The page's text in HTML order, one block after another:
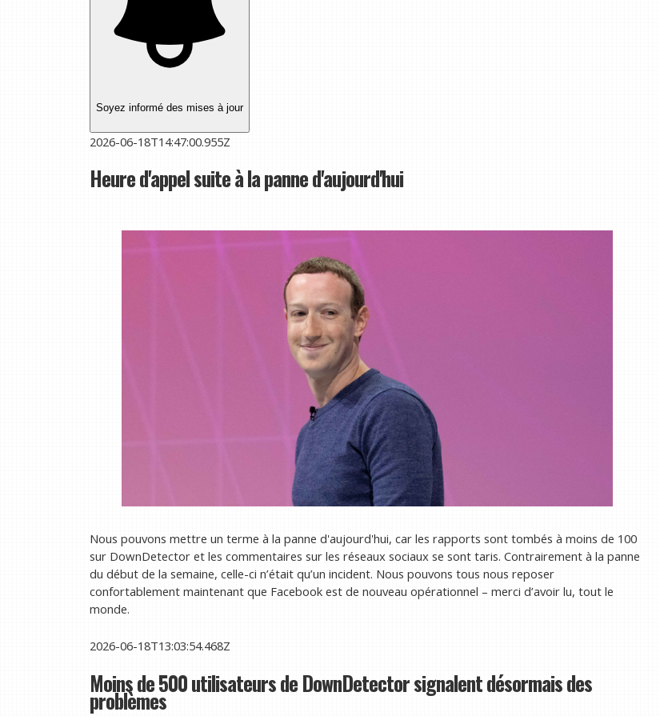
Soyez informé des mises à jour
2026-06-18T14:47:00.955Z
Heure d'appel suite à la panne d'aujourd'hui
Nous pouvons mettre un terme à la panne d'aujourd'hui, car les rapports sont tombés à moins de 100
sur DownDetector et les commentaires sur les réseaux sociaux se sont taris. Contrairement à la panne
du début de la semaine, celle-ci n’était qu’un incident. Nous pouvons tous nous reposer
confortablement maintenant que Facebook est de nouveau opérationnel – merci d’avoir lu, tout le
monde.
2026-06-18T13:03:54.468Z
Moins de 500 utilisateurs de DownDetector signalent désormais des
problèmes